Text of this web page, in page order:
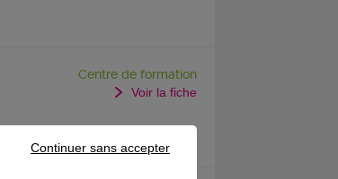
Centre de formation
Voir la fiche
Continuer sans accepter